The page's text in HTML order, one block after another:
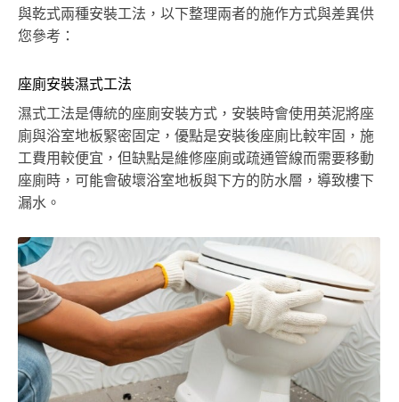
與乾式兩種安裝工法，以下整理兩者的施作方式與差異供
您參考：
座廁安裝濕式工法
濕式工法是傳統的座廁安裝方式，安裝時會使用英泥將座
廁與浴室地板緊密固定，優點是安裝後座廁比較牢固，施
工費用較便宜，但缺點是維修座廁或疏通管線而需要移動
座廁時，可能會破壞浴室地板與下方的防水層，導致樓下
漏水。